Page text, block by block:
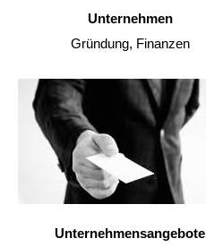
Unternehmen
Gründung, Finanzen
Unternehmensangebote